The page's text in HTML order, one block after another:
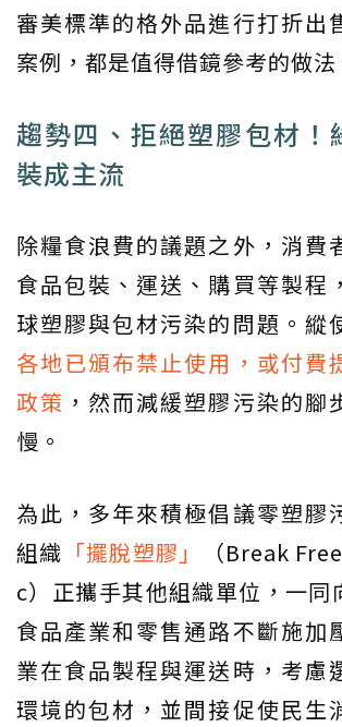
審美標準的格外品進行打折出
案例，都是值得借鏡參考的做法
趨勢四、拒絕塑膠包材！
裝成主流
除糧食浪費的議題之外，消費
食品包裝、運送、購買等製程
球塑膠與包材污染的問題。縱
各地已頒布禁止使用，或付費
政策 ，然而減緩塑膠污染的腳
慢。
為此，多年來積極倡議零塑膠
組織 「擺脫塑膠」
（Break
c）正攜手其他組織單位，一同
食品產業和零售通路不斷施加
業在食品製程與運送時，考慮
環境的包材，並間接促使民生